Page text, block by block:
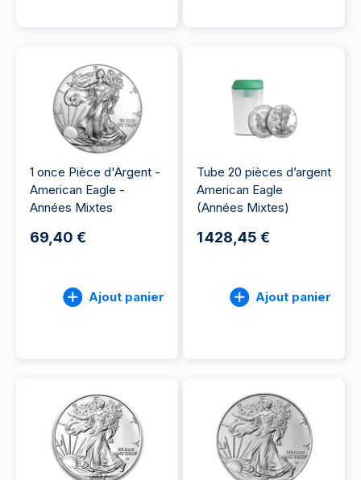
1 once Pièce d'Argent -
American Eagle -
Années Mixtes
69,40 €
Ajout panier
Tube 20 pièces d’argent
American Eagle
(Années Mixtes)
1 428,45 €
Ajout panier